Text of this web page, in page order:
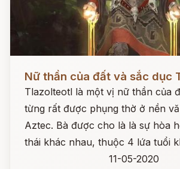
Nữ thần của đất và sắc dục
Tlazolteotl là một vị nữ thần của
từng rất được phụng thờ ở nền
Aztec. Bà được cho là là sự hòa
thái khác nhau, thuộc 4 lứa tuổi
11-05-2020